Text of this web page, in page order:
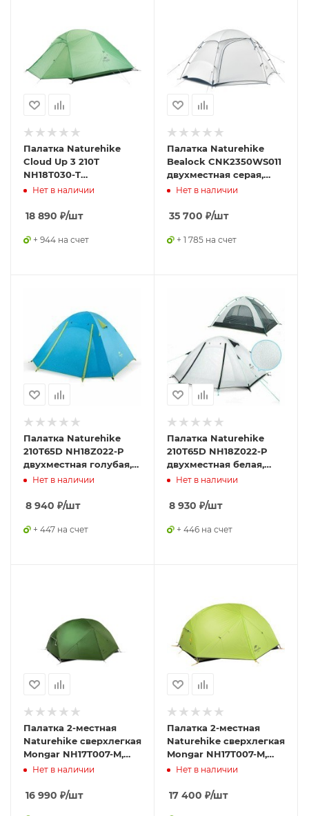
Палатка Naturehike
Cloud Up 3 210T
NH18T030-T
трехместная с
6927595730621
Нет в наличии
18 890 ₽/шт
+ 944 на счет
Палатка Naturehike
Bealock CNK2350WS011
двухместная серая,
6976507661607
Нет в наличии
35 700 ₽/шт
+ 1 785 на счет
Палатка Naturehike
210T65D NH18Z022-P
двухместная голубая,
6927595729595
Нет в наличии
8 940 ₽/шт
+ 447 на счет
Палатка Naturehike
210T65D NH18Z022-P
двухместная белая,
6927595729625
Нет в наличии
8 930 ₽/шт
+ 446 на счет
Палатка 2-местная
Naturehike сверхлегкая
Mongar NH17T007-M,
210T , зеленый,
Нет в наличии
16 990 ₽/шт
Палатка 2-местная
Naturehike сверхлегкая
Mongar NH17T007-M,
20D , светло-зеленый,
Нет в наличии
17 400 ₽/шт